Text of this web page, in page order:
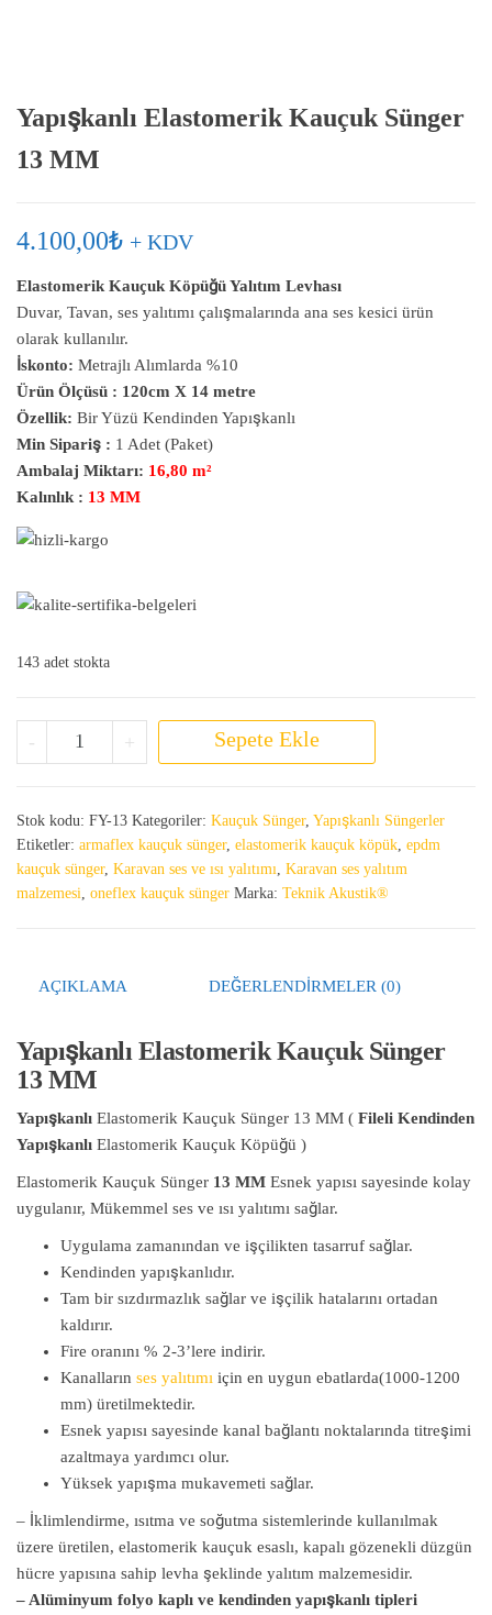
Yapışkanlı Elastomerik Kauçuk Sünger
13 MM
4.100,00₺ + KDV
Elastomerik Kauçuk Köpüğü Yalıtım Levhası
Duvar, Tavan, ses yalıtımı çalışmalarında ana ses kesici ürün
olarak kullanılır.
İskonto: Metrajlı Alımlarda %10
Ürün Ölçüsü : 120cm X 14 metre
Özellik: Bir Yüzü Kendinden Yapışkanlı
Min Sipariş : 1 Adet (Paket)
Ambalaj Miktarı: 16,80 m²
Kalınlık : 13 MM
143 adet stokta
- Yapışkanlı Elastomerik Kauçuk Sünger 13 MM adet
+ Sepete Ekle
Stok kodu: FY-13 Kategoriler: Kauçuk Sünger, Yapışkanlı Süngerler
Etiketler: armaflex kauçuk sünger, elastomerik kauçuk köpük epdm
kauçuk sünger, Karavan ses ve ısı yalıtımı Karavan ses yalıtım
malzemesi oneflex kauçuk sünger Marka: Teknik Akustik®
AÇIKLAMA DEĞERLENDIRMELER (0)
Yapışkanlı Elastomerik Kauçuk Sünger
13 MM
Yapışkanlı Elastomerik Kauçuk Sünger 13 MM ( Fileli Kendinden
Yapışkanlı Elastomerik Kauçuk Köpüğü )
Elastomerik Kauçuk Sünger 13 MM Esnek yapısı sayesinde kolay
uygulanır, Mükemmel ses ve ısı yalıtımı sağlar.
Uygulama zamanından ve işçilikten tasarruf sağlar.
Kendinden yapışkanlıdır.
Tam bir sızdırmazlık sağlar ve işçilik hatalarını ortadan
kaldırır.
Fire oranını % 2-3’lere indirir.
Kanalların ses yalıtımı için en uygun ebatlarda(1000-1200
mm) üretilmektedir.
Esnek yapısı sayesinde kanal bağlantı noktalarında titreşimi
azaltmaya yardımcı olur.
Yüksek yapışma mukavemeti sağlar.
– İklimlendirme, ısıtma ve soğutma sistemlerinde kullanılmak
üzere üretilen, elastomerik kauçuk esaslı, kapalı gözenekli düzgün
hücre yapısına sahip levha şeklinde yalıtım malzemesidir.
– Alüminyum folyo kaplı ve kendinden yapışkanlı tipleri